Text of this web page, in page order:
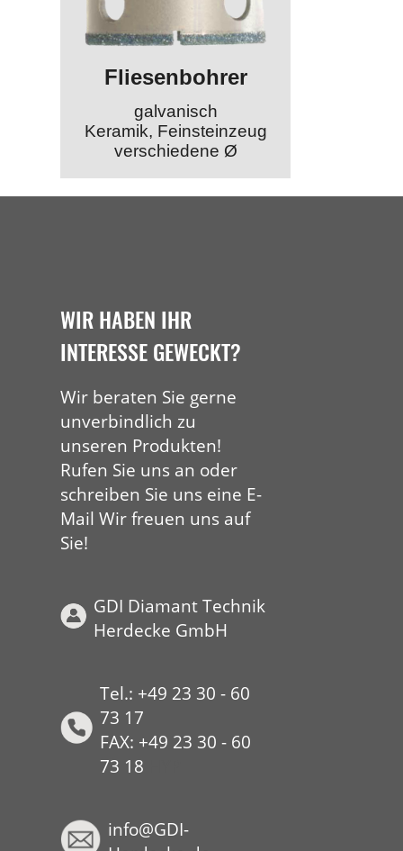
Fliesenbohrer
galvanisch
Keramik, Feinsteinzeug
verschiedene Ø
WIR HABEN IHR
INTERESSE GEWECKT?
Wir beraten Sie gerne
unverbindlich zu
unseren Produkten!
Rufen Sie uns an oder
schreiben Sie uns eine E-
Mail Wir freuen uns auf
Sie!
GDI Diamant Technik
Herdecke GmbH
Tel.: +49 23 30 - 60
73 17
FAX: +49 23 30 - 60
73 18
info@GDI-